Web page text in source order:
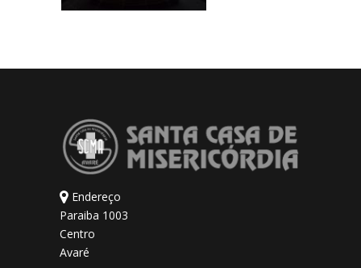
Endereço
Paraiba 1003
Centro
Avaré